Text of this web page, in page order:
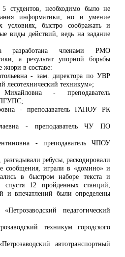
студентов, необходимо было не
информатики, но и умение
условиях, быстро соображать и
виды действий, ведь на задание
разработана членами РМО
а результат упорной борьбы
жюри в составе:
- зам. директора по УВР
лесотехнический техникум»;
- преподаватель
ПГУПС;
- преподаватель ГАПОУ РК
- преподаватель ЧУ ПО
- преподаватель ЧПОУ
ребусы, раскодировали
сообщения, играли в «домино» и
в быстром наборе текста и
спустя 12 пройденных станций,
и впечатлений были определены
педагогический
техникум городского
автотранспортный